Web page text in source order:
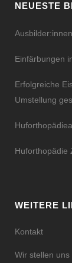
NEUESTE
Einfärbungen
Erfolgreiche
Umstellung
Huforthopädie
WEITERE
Kontakt
Wir stellen uns